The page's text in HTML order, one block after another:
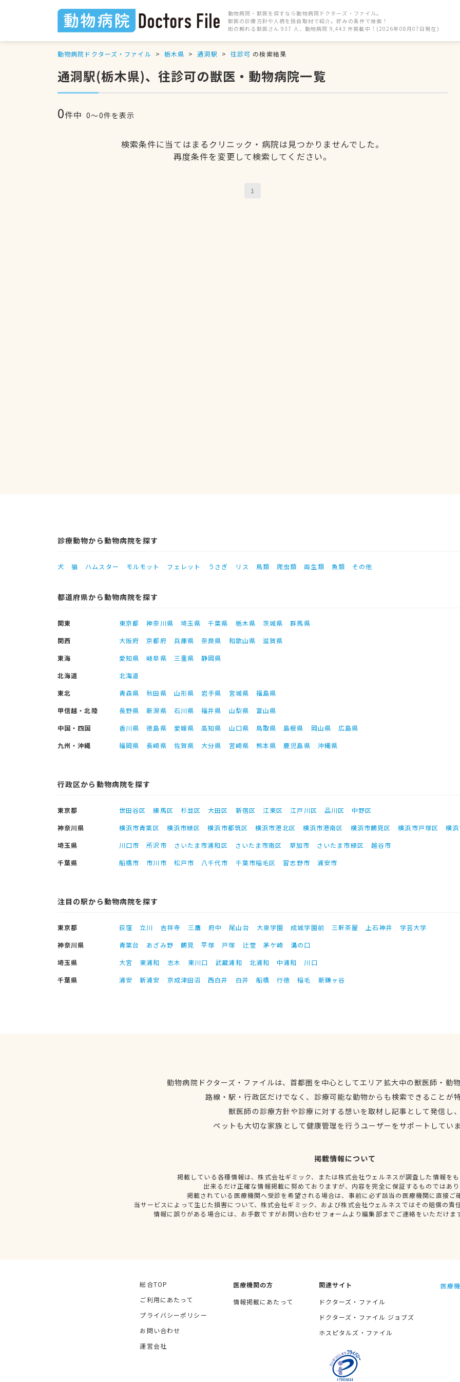
動物病院・獣医を探すなら動物病院ドクターズ・ファイル。
獣医の診療方針や人柄を独自取材で紹介。好みの条件で検索！
街の頼れる獣医さん 937 人、動物病院 9,443 件掲載中！(2026年08月07日現在)
動物病院ドクターズ・ファイル 栃木県 通洞駅 往診可 の検索結果
通洞駅(栃木県)、往診可の獣医・動物病院一覧
0件中 0〜0件を表示
検索条件に当てはまるクリニック・病院は見つかりませんでした。
再度条件を変更して検索してください。
1
診療動物から動物病院を探す
犬 猫 ハムスター モルモット フェレット うさぎ リス 鳥類 爬虫類 両生類 魚類 その他
都道府県から動物病院を探す
関東 東京都 神奈川県 埼玉県 千葉県 栃木県 茨城県
群馬県
関西
大阪府 京都府 兵庫県 奈良県 和歌山県
滋賀県
東海
愛知県 岐阜県 三重県
静岡県
北海道
北海道
東北
青森県 秋田県 山形県 岩手県 宮城県
福島県
甲信越・北陸
長野県 新潟県 石川県 福井県 山梨県
富山県
中国・四国
香川県 徳島県 愛媛県 高知県 山口県 鳥取県 島根県 岡山県
広島県
九州・沖縄
福岡県 長崎県 佐賀県 大分県 宮崎県 熊本県 鹿児島県 沖縄県
行政区から動物病院を探す
東京都 世田谷区 練馬区 杉並区 大田区 新宿区 江東区 江戸川区 品川区
中野区
神奈川県
横浜市青葉区 横浜市緑区 横浜市都筑区 横浜市港北区 横浜市港南区 横浜市鶴見区 横浜市戸塚区
横
埼玉県
川口市 所沢市 さいたま市浦和区 さいたま市南区 草加市 さいたま市緑区
越谷市
千葉県
船橋市 市川市 松戸市 八千代市 千葉市稲毛区 習志野市 浦安市
注目の駅から動物病院を探す
東京都 荻窪 立川 吉祥寺 三鷹 府中 尾山台 大泉学園 成城学園前 三軒茶屋 上石神井
学芸大学
神奈川県
青葉台 あざみ野 鶴見 平塚 戸塚 辻堂 茅ケ崎
溝の口
埼玉県
大宮 東浦和 志木 東川口 武蔵浦和 北浦和 中浦和
川口
千葉県
浦安 新浦安 京成津田沼 西白井 白井 船橋 行徳 稲毛 新鎌ヶ谷
動物病院ドクターズ・ファイルは、首都圏を中心としてエリア拡大中の獣医師・動
路線・駅・行政区だけでなく、診療可能な動物からも検索できることが
獣医師の診療方針や診療に対する想いを取材し記事として発信し
ペットも大切な家族として健康管理を行うユーザーをサポートしてい
掲載情報について
掲載している各種情報は、株式会社ギミック、または株式会社ウェルネスが調査した情報を
出来るだけ正確な情報掲載に努めておりますが、内容を完全に保証するものではあ
掲載されている医療機関へ受診を希望される場合は、事前に必ず該当の医療機関に直接ご
当サービスによって生じた損害について、株式会社ギミック、および株式会社ウェルネスではその賠償の責
情報に誤りがある場合には、お手数ですがお問い合わせフォームより編集部までご連絡をいただけま
総合TOP
ご利用にあたって
プライバシーポリシー
お問い合わせ
運営会社
医療機関の方
情報掲載にあたって
関連サイト
ドクターズ・ファイル
ドクターズ・ファイル ジョブズ
ホスピタルズ・ファイル
医療